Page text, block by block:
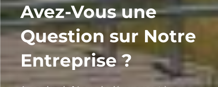
Avez-Vous une
Question sur Notre
Entreprise ?